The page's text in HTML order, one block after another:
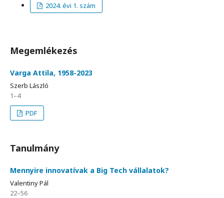
2024. évi 1. szám
Megemlékezés
Varga Attila, 1958-2023
Szerb László
1–4
PDF
Tanulmány
Mennyire innovatívak a Big Tech vállalatok?
Valentiny Pál
22–56